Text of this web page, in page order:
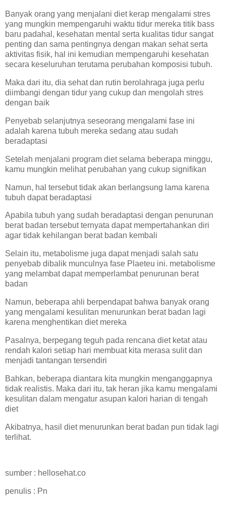
Banyak orang yang menjalani diet kerap mengalami stres
yang mungkin mempengaruhi waktu tidur mereka titik bass
baru padahal, kesehatan mental serta kualitas tidur sangat
penting dan sama pentingnya dengan makan sehat serta
aktivitas fisik, hal ini kemudian mempengaruhi kesehatan
secara keseluruhan terutama perubahan komposisi tubuh.
Maka dari itu, dia sehat dan rutin berolahraga juga perlu
diimbangi dengan tidur yang cukup dan mengolah stres
dengan baik
Penyebab selanjutnya seseorang mengalami fase ini
adalah karena tubuh mereka sedang atau sudah
beradaptasi
Setelah menjalani program diet selama beberapa minggu,
kamu mungkin melihat perubahan yang cukup signifikan
Namun, hal tersebut tidak akan berlangsung lama karena
tubuh dapat beradaptasi
Apabila tubuh yang sudah beradaptasi dengan penurunan
berat badan tersebut ternyata dapat mempertahankan diri
agar tidak kehilangan berat badan kembali
Selain itu, metabolisme juga dapat menjadi salah satu
penyebab dibalik munculnya fase Plaeteu ini. metabolisme
yang melambat dapat memperlambat penurunan berat
badan
Namun, beberapa ahli berpendapat bahwa banyak orang
yang mengalami kesulitan menurunkan berat badan lagi
karena menghentikan diet mereka
Pasalnya, berpegang teguh pada rencana diet ketat atau
rendah kalori setiap hari membuat kita merasa sulit dan
menjadi tantangan tersendiri
Bahkan, beberapa diantara kita mungkin menganggapnya
tidak realistis. Maka dari itu, tak heran jika kamu mengalami
kesulitan dalam mengatur asupan kalori harian di tengah
diet
Akibatnya, hasil diet menurunkan berat badan pun tidak lagi
terlihat.
sumber : hellosehat.co
penulis : Pn